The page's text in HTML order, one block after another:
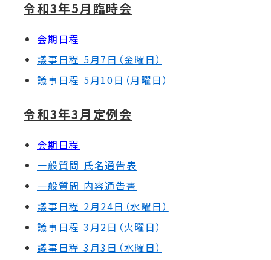
令和3年5月臨時会
会期日程
議事日程 5月7日（金曜日）
議事日程 5月10日（月曜日）
令和3年3月定例会
会期日程
一般質問 氏名通告表
一般質問 内容通告書
議事日程 2月24日（水曜日）
議事日程 3月2日（火曜日）
議事日程 3月3日（水曜日）